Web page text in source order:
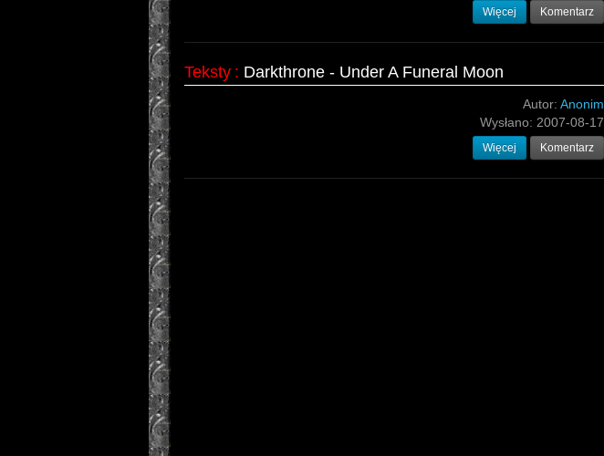
Więcej Komentarz
Teksty : Darkthrone - Under A Funeral Moon
Autor: Anonim
Wysłano: 2007-08-17
Więcej Komentarz